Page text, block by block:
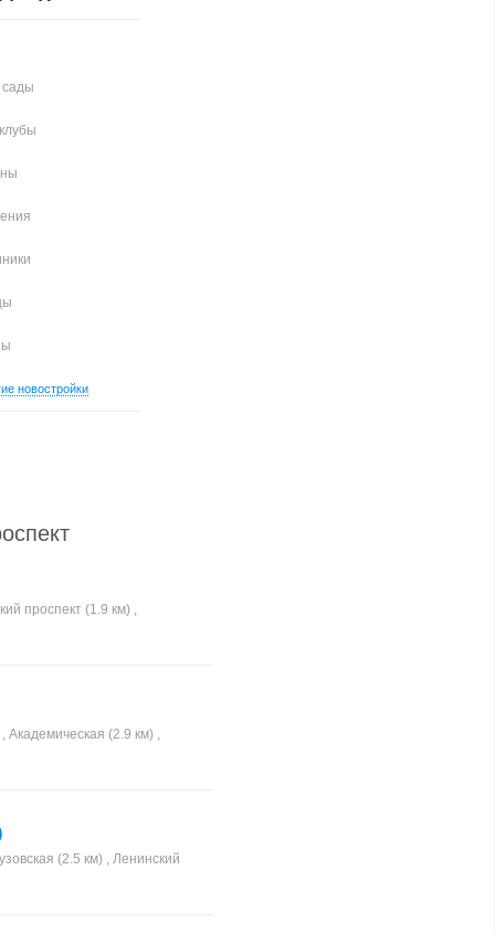
сады
новостройки
проспект (1.9 км) ,
Академическая (2.9 км) ,
(2.5 км) , Ленинский